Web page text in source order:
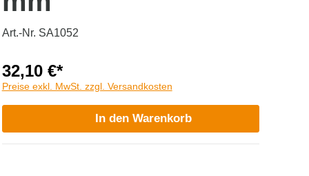
Art.-Nr. SA1052
32,10 €*
Preise exkl. MwSt. zzgl. Versandkosten
In den Warenkorb